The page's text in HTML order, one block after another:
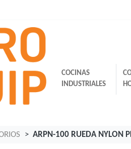
COCINAS
INDUSTRIALES
ARPN-100 RUEDA NYLON